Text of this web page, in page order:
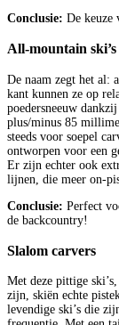
Conclusie: De keuze
All-mountain ski’s
De naam zegt het al:
kant kunnen ze op
poedersneeuw
plus/minus 85
steeds voor soepel
ontworpen voor een
Er zijn echter ook
lijnen, die meer on-
Conclusie: Perfect
de backcountry!
Slalom carvers
Met deze pittige
zijn, skiën echte
levendige ski’s die